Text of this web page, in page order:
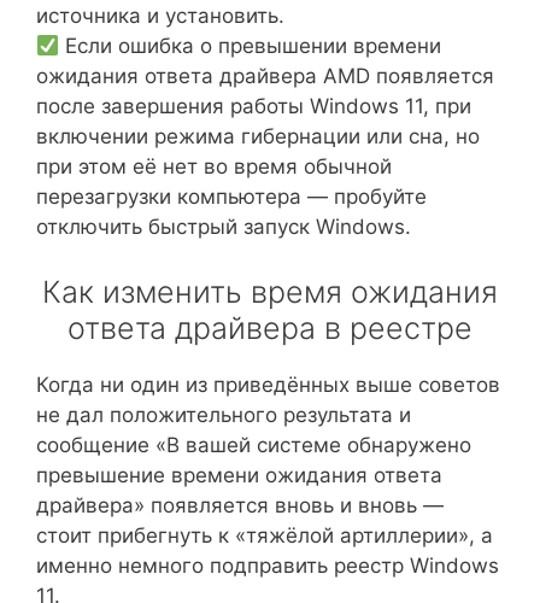
источника и установить.
Если ошибка о превышении времени
ожидания ответа драйвера AMD появляется
после завершения работы Windows 11, при
включении режима гибернации или сна, но
при этом её нет во время обычной
перезагрузки компьютера — пробуйте
отключить быстрый запуск Windows.
Как изменить время ожидания
ответа драйвера в реестре
Когда ни один из приведённых выше советов
не дал положительного результата и
сообщение «В вашей системе обнаружено
превышение времени ожидания ответа
драйвера» появляется вновь и вновь —
стоит прибегнуть к «тяжёлой артиллерии», а
именно немного подправить реестр Windows
11.